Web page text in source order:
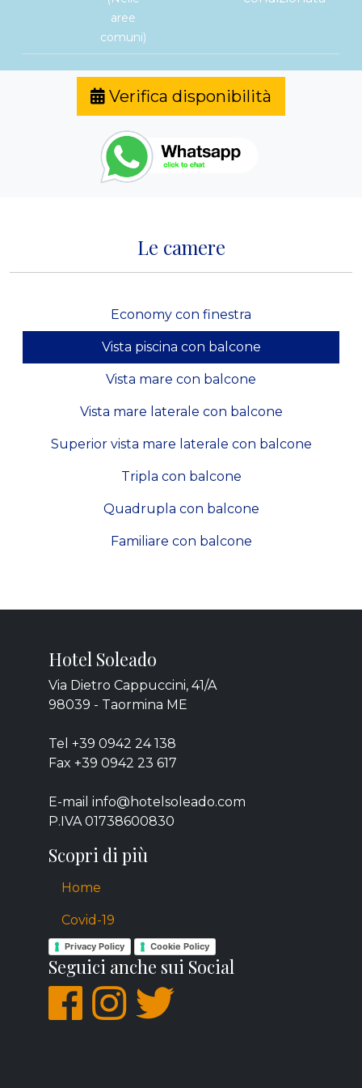
aree
comuni)
Verifica disponibilità
Le camere
Economy con finestra
Vista piscina con balcone
Vista mare con balcone
Vista mare laterale con balcone
Superior vista mare laterale con balcone
Tripla con balcone
Quadrupla con balcone
Familiare con balcone
Hotel Soleado
Via Dietro Cappuccini, 41/A
98039 - Taormina ME
Tel +39 0942 24 138
Fax +39 0942 23 617
E-mail info@hotelsoleado.com
P.IVA 01738600830
Scopri di più
Home
Covid-19
Privacy Policy Cookie Policy
Seguici anche sui Social